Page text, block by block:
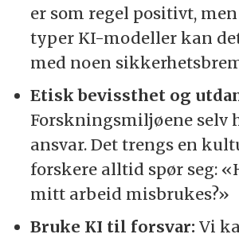
er som regel positivt,
typer KI-modeller kan
med noen
Etisk bevissthet og
Forskningsmiljøene selv
ansvar. Det trengs en
forskere alltid spør seg:
mitt arbeid misbrukes?»
Bruke KI til forsvar: Vi